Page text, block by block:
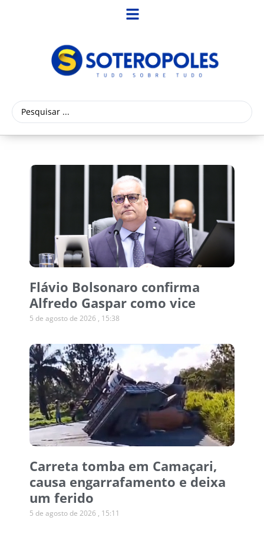
Flávio Bolsonaro confirma
Alfredo Gaspar como vice
5 de agosto de 2026 15:38
Carreta tomba em Camaçari,
causa engarrafamento e deixa
um ferido
5 de agosto de 2026 15:11